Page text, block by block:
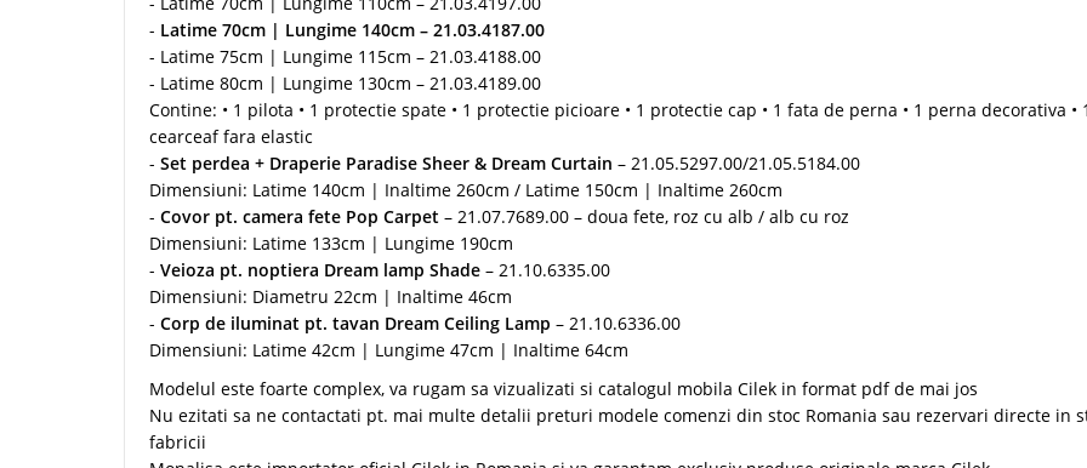
- Latime 70cm | Lungime 140cm – 21.03.4187.00
- Latime 75cm | Lungime 115cm – 21.03.4188.00
- Latime 80cm | Lungime 130cm – 21.03.4189.00
Contine: • 1 pilota • 1 protectie spate • 1 protectie picioare • 1 protectie cap • 1 fata de perna • 1 perna decorativa • 1
cearceaf fara elastic
- Set perdea + Draperie Paradise Sheer & Dream Curtain – 21.05.5297.00/21.05.5184.00
Dimensiuni: Latime 140cm | Inaltime 260cm / Latime 150cm | Inaltime 260cm
- Covor pt. camera fete Pop Carpet – 21.07.7689.00 – doua fete, roz cu alb / alb cu roz
Dimensiuni: Latime 133cm | Lungime 190cm
- Veioza pt. noptiera Dream lamp Shade – 21.10.6335.00
Dimensiuni: Diametru 22cm | Inaltime 46cm
- Corp de iluminat pt. tavan Dream Ceiling Lamp – 21.10.6336.00
Dimensiuni: Latime 42cm | Lungime 47cm | Inaltime 64cm
Modelul este foarte complex, va rugam sa vizualizati si catalogul mobila Cilek in format pdf de mai jos
Nu ezitati sa ne contactati pt. mai multe detalii preturi modele comenzi din stoc Romania sau rezervari directe in
fabricii